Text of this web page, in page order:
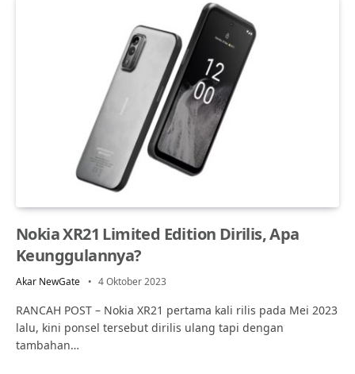
Nokia XR21 Limited Edition Dirilis, Apa
Keunggulannya?
Akar NewGate 4 Oktober 2023
RANCAH POST – Nokia XR21 pertama kali rilis pada Mei 2023
lalu, kini ponsel tersebut dirilis ulang tapi dengan
tambahan…